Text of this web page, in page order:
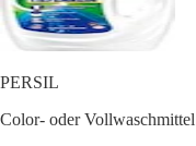
PERSIL
Color- oder Vollwaschmittel